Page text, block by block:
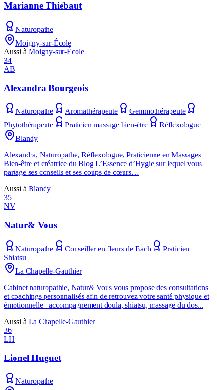
Marianne Thiébaut
Naturopathe
Moigny-sur-École
Aussi à Moigny-sur-École
34
AB
Alexandra Bourgeois
Naturopathe Aromathérapeute
Gemmothérapeute
Phytothérapeute
Praticien massage bien-être
Réflexologue
Blandy
Alexandra, Naturopathe, Réflexologue, Praticienne en Massages
Bien-être et créatrice du Blog L’Essence d’Hygie sur lequel vous
partage ses conseils et ses coups de cœurs…
Aussi à Blandy
35
NV
Natur& Vous
Naturopathe Conseiller en fleurs de Bach
Praticien
Shiatsu
La Chapelle-Gauthier
Cabinet naturopathie, Natur& Vous vous propose des consultations
et coachings personnalisés afin de retrouvez votre santé physique et
émotionnelle : accompagnement doula, shiatsu, massage du dos...
Aussi à La Chapelle-Gauthier
36
LH
Lionel Huguet
Naturopathe